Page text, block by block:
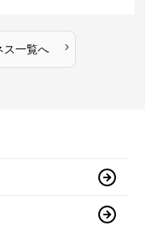
ス一覧へ ›